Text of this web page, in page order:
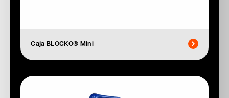
Caja BLOCKO® Mini